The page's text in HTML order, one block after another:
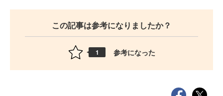
この記事は参考になりましたか？
1 参考になった